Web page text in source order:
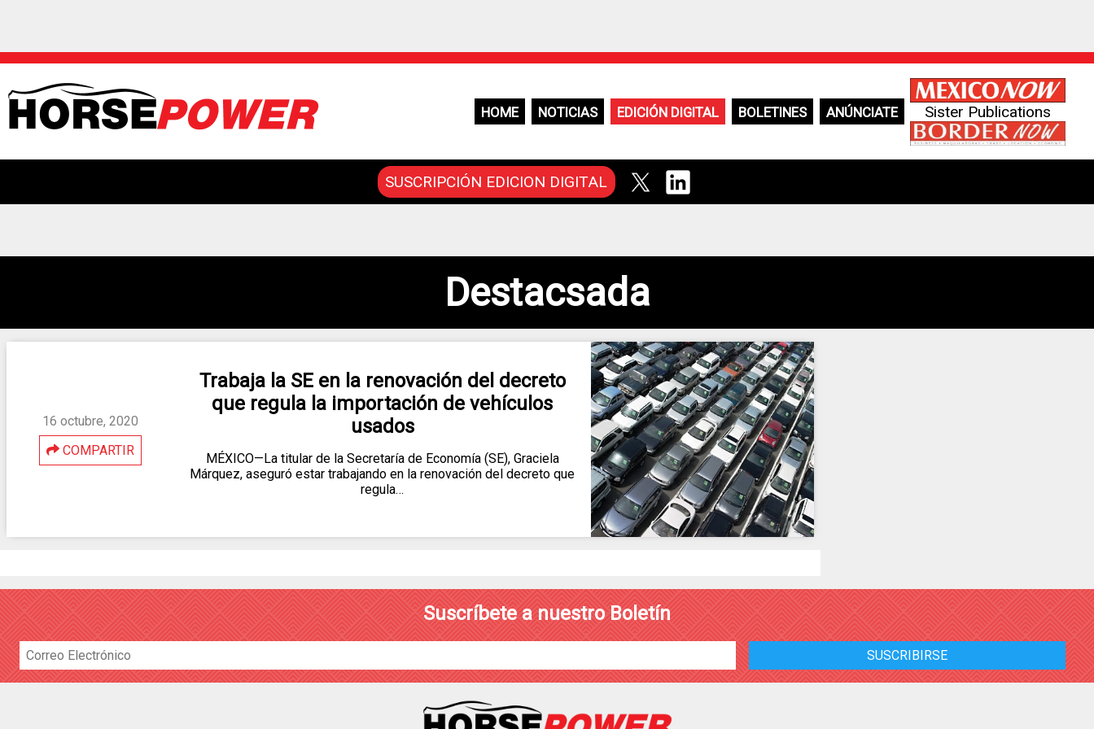
HOME NOTICIAS EDICIÓN DIGITAL BOLETINES ANÚNCIATE Sister Publications
SUSCRIPCIÓN EDICION DIGITAL
Destacsada
16 octubre, 2020
COMPARTIR
Trabaja la SE en la renovación del decreto
que regula la importación de vehículos
usados
MÉXICO—La titular de la Secretaría de Economía (SE), Graciela
Márquez, aseguró estar trabajando en la renovación del decreto que
regula…
Suscríbete a nuestro Boletín